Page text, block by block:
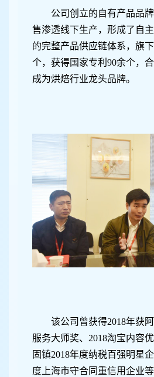
公司创立的自有产品品
售渗透线下生产，形成了自
的完整产品供应链体系，旗
个，获得国家专利90余个，
成为烘焙行业龙头品牌。
该公司曾获得2018年获
服务大师奖、2018淘宝内容
固镇2018年度纳税百强明星
度上海市守合同重信用企业